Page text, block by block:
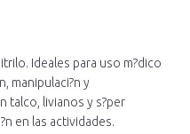
Ideales para uso m?dico
manipulaci?n y
talco, livianos y s?per
en las actividades.